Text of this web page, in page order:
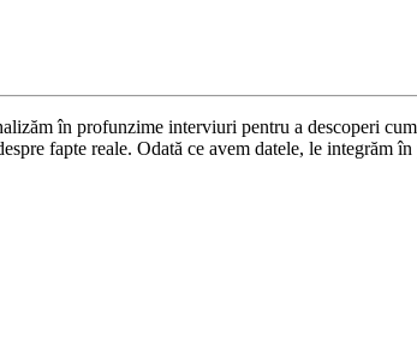
în profunzime interviuri pentru a descoperi
fapte reale. Odată ce avem datele, le integrăm